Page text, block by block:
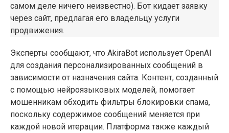
самом деле ничего неизвестно). Бот кидает заявку
через сайт, предлагая его владельцу услуги
продвижения.
Эксперты сообщают, что AkiraBot использует OpenAI
для создания персонализированных сообщений в
зависимости от назначения сайта. Контент, созданный
с помощью нейроязыковых моделей, помогает
мошенникам обходить фильтры блокировки спама,
поскольку содержимое сообщений меняется при
каждой новой итерации. Платформа также каждый